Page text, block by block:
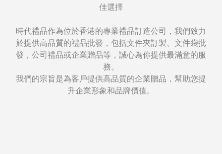
佳選擇
時代禮品作為位於香港的專業禮品訂造公司，我們致力
於提供高品質的禮品批發，包括文件夾訂製、文件袋批
發，公司禮品或企業贈品等，誠心為你提供最滿意的服
務。
我們的宗旨是為客戶提供高品質的企業贈品，幫助您提
升企業形象和品牌價值。